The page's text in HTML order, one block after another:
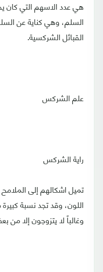
هي عدد الاسهم التي كان
القبائل الشركسية.
علم الشركس
راية الشركس
تميل اشكالهم إلى
اللون، وقد تجد نسبة
وغالباً لا يتزوجون إلا